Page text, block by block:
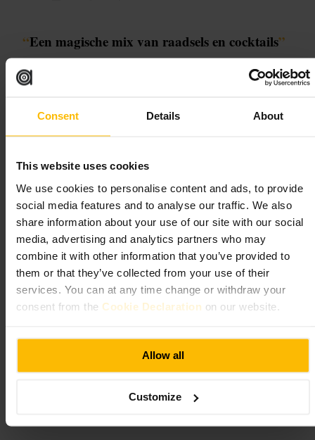
Consent Details About
This website uses cookies
We use cookies to personalise content and ads, to provide
social media features and to analyse our traffic. We also
share information about your use of our site with our social
media, advertising and analytics partners who may
combine it with other information that you’ve provided to
them or that they’ve collected from your use of their
services. You can at any time change or withdraw your
consent from the Cookie Declaration on our website.
Allow all
Customize
“Een magische mix van raadsels en cocktails”
Wat u kunt verwachten
Je werkt praktisch met recepten en een ‘spell sheet’, en krijgt ruimte om
zelf te experimenteren. Workshops leveren meestal één cocktail en één
mocktail op, met opvallende presentatie en fotomomenten. De escape
room legt de focus op puzzels en teamwork, met vriendelijke
begeleiding van het team.
Plan uw bezoek
deelnemen aan de workshop of de escape room, en bespreek eventuele
dieetwensen voor mocktails of afternoon tea. Draag kleding waarin je
http://departmentofmagic.com/